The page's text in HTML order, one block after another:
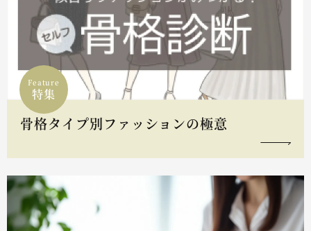
Feature
特集
骨格タイプ別ファッションの極意